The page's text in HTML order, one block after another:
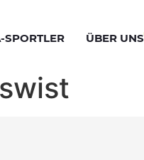
SPORTLER ÜBER UNS